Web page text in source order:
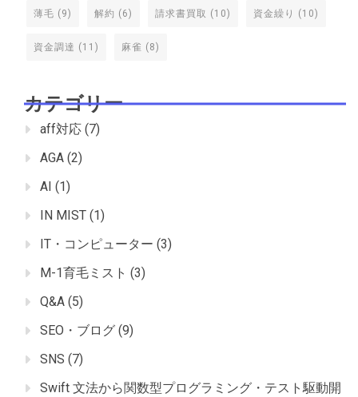
薄毛 (9) 解約 (6) 請求書買取 (10) 資金繰り (10)
資金調達 (11) 麻雀 (8)
カテゴリー
aff対応 (7)
AGA (2)
AI (1)
IN MIST (1)
IT・コンピューター (3)
M-1育毛ミスト (3)
Q&A (5)
SEO・ブログ (9)
SNS (7)
Swift 文法から関数型プログラミング・テスト駆動開